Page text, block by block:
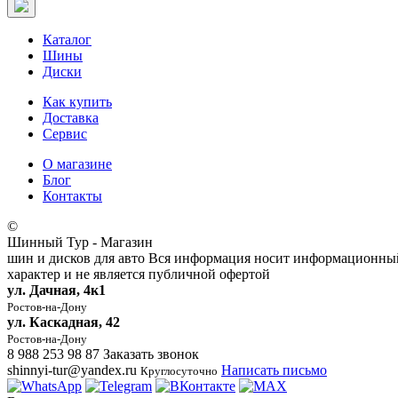
Каталог
Шины
Диски
Как купить
Доставка
Сервис
О магазине
Блог
Контакты
©
Шинный Тур - Магазин
шин и дисков для авто Вся информация носит
характер и не является публичной офертой
ул. Дачная, 4к1
Ростов-на-Дону
ул. Каскадная, 42
Ростов-на-Дону
8 988 253 98 87 Заказать звонок
shinnyi-tur@yandex.ru Круглосуточно Написать письмо